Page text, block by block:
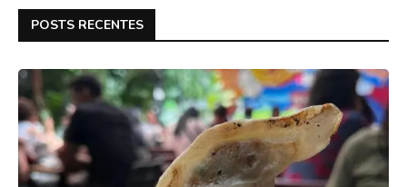
POSTS RECENTES